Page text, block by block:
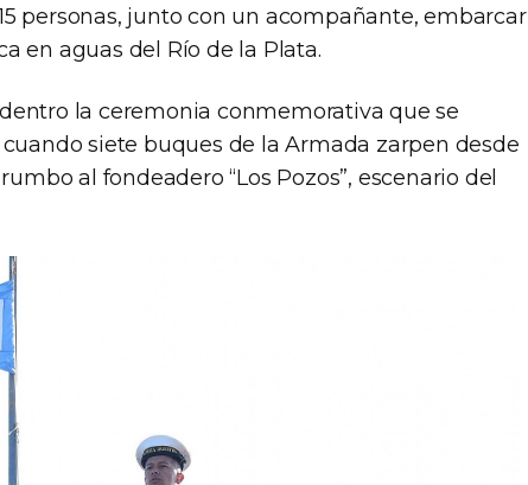
personas, junto con un acompañante, embarcar
en aguas del Río de la Plata.
la ceremonia conmemorativa que se
siete buques de la Armada zarpen desde
al fondeadero “Los Pozos”, escenario del